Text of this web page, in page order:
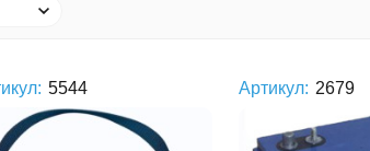
5544 Артикул: 2679